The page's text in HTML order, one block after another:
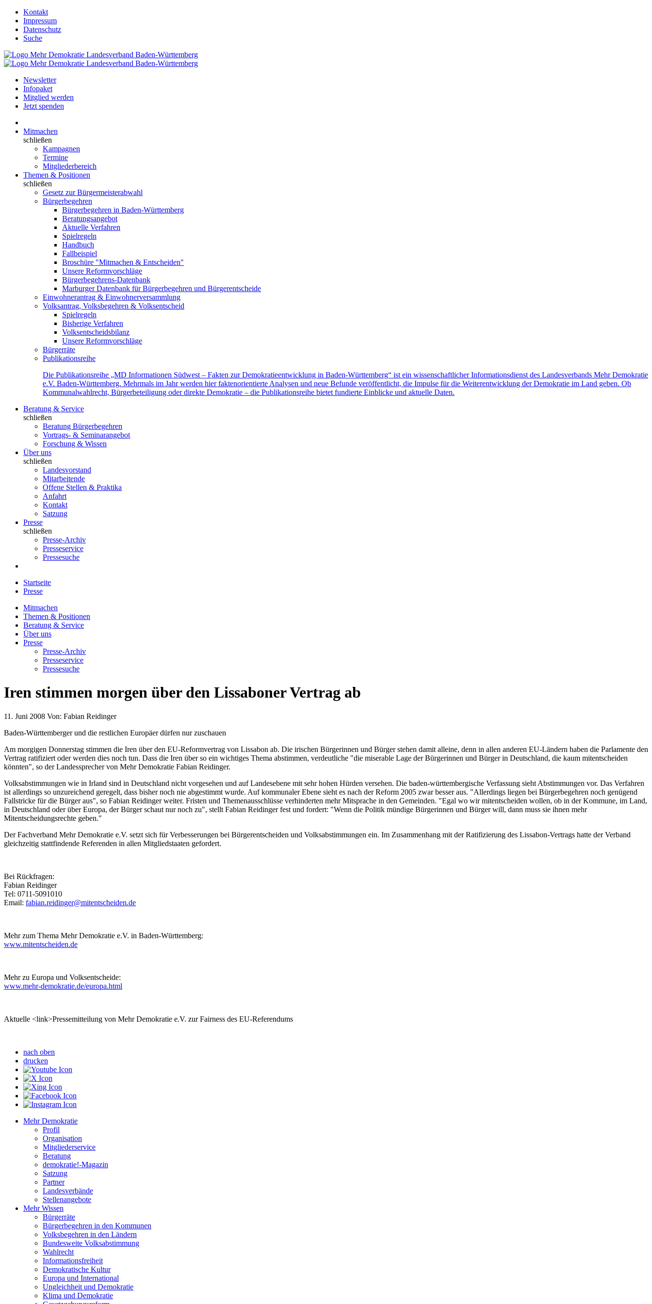
Kontakt
Impressum
Datenschutz
Suche
Newsletter
Infopaket
Mitglied werden
Jetzt spenden
Mitmachen
schließen
Kampagnen
Termine
Mitgliederbereich
Themen & Positionen
schließen
Gesetz zur Bürgermeisterabwahl
Bürgerbegehren
Bürgerbegehren in Baden-Württemberg
Beratungsangebot
Aktuelle Verfahren
Spielregeln
Handbuch
Fallbeispiel
Broschüre "Mitmachen & Entscheiden"
Unsere Reformvorschläge
Bürgerbegehrens-Datenbank
Marburger Datenbank für Bürgerbegehren und Bürgerentscheide
Einwohnerantrag & Einwohnerversammlung
Volksantrag, Volksbegehren & Volksentscheid
Spielregeln
Bisherige Verfahren
Volksentscheidsbilanz
Unsere Reformvorschläge
Bürgerräte
Publikationsreihe
Die Publikationsreihe „MD Informationen Südwest – Fakten zur Demokratieentwicklung in Baden-Württemberg“ ist ein wissenschaftlicher Informationsdienst des Landesverbands Mehr Demokratie
e.V. Baden-Württemberg. Mehrmals im Jahr werden hier faktenorientierte Analysen und neue Befunde veröffentlicht, die Impulse für die Weiterentwicklung der Demokratie im Land geben. Ob
Kommunalwahlrecht, Bürgerbeteiligung oder direkte Demokratie – die Publikationsreihe bietet fundierte Einblicke und aktuelle Daten.
Beratung & Service
schließen
Beratung Bürgerbegehren
Vortrags- & Seminarangebot
Forschung & Wissen
Über uns
schließen
Landesvorstand
Mitarbeitende
Offene Stellen & Praktika
Anfahrt
Kontakt
Satzung
Presse
schließen
Presse-Archiv
Presseservice
Pressesuche
Startseite
Presse
Mitmachen
Themen & Positionen
Beratung & Service
Über uns
Presse
Presse-Archiv
Presseservice
Pressesuche
Iren stimmen morgen über den Lissaboner Vertrag ab
11. Juni 2008 Von: Fabian Reidinger
Baden-Württemberger und die restlichen Europäer dürfen nur zuschauen
Am morgigen Donnerstag stimmen die Iren über den EU-Reformvertrag von Lissabon ab. Die irischen Bürgerinnen und Bürger stehen damit alleine, denn in allen anderen EU-Ländern haben die Parlamente den
Vertrag ratifiziert oder werden dies noch tun. Dass die Iren über so ein wichtiges Thema abstimmen, verdeutliche "die miserable Lage der Bürgerinnen und Bürger in Deutschland, die kaum mitentscheiden
könnten", so der Landessprecher von Mehr Demokratie Fabian Reidinger.
Volksabstimmungen wie in Irland sind in Deutschland nicht vorgesehen und auf Landesebene mit sehr hohen Hürden versehen. Die baden-württembergische Verfassung sieht Abstimmungen vor. Das Verfahren
ist allerdings so unzureichend geregelt, dass bisher noch nie abgestimmt wurde. Auf kommunaler Ebene sieht es nach der Reform 2005 zwar besser aus. "Allerdings liegen bei Bürgerbegehren noch genügend
Fallstricke für die Bürger aus", so Fabian Reidinger weiter. Fristen und Themenausschlüsse verhinderten mehr Mitsprache in den Gemeinden. "Egal wo wir mitentscheiden wollen, ob in der Kommune, im Land,
in Deutschland oder über Europa, der Bürger schaut nur noch zu", stellt Fabian Reidinger fest und fordert: "Wenn die Politik mündige Bürgerinnen und Bürger will, dann muss sie ihnen mehr
Mitentscheidungsrechte geben."
Der Fachverband Mehr Demokratie e.V. setzt sich für Verbesserungen bei Bürgerentscheiden und Volksabstimmungen ein. Im Zusammenhang mit der Ratifizierung des Lissabon-Vertrags hatte der Verband
gleichzeitig stattfindende Referenden in allen Mitgliedstaaten gefordert.
Bei Rückfragen:
Fabian Reidinger
Tel: 0711-5091010
Email: fabian.reidinger@mitentscheiden.de
Mehr zum Thema Mehr Demokratie e.V. in Baden-Württemberg:
www.mitentscheiden.de
Mehr zu Europa und Volksentscheide:
www.mehr-demokratie.de/europa.html
Aktuelle <link>Pressemitteilung von Mehr Demokratie e.V. zur Fairness des EU-Referendums
nach oben
drucken
Mehr Demokratie
Profil
Organisation
Mitgliederservice
Beratung
demokratie!-Magazin
Satzung
Partner
Landesverbände
Stellenangebote
Mehr Wissen
Bürgerräte
Bürgerbegehren in den Kommunen
Volksbegehren in den Ländern
Bundesweite Volksabstimmung
Wahlrecht
Informationsfreiheit
Demokratische Kultur
Europa und International
Ungleichheit und Demokratie
Klima und Demokratie